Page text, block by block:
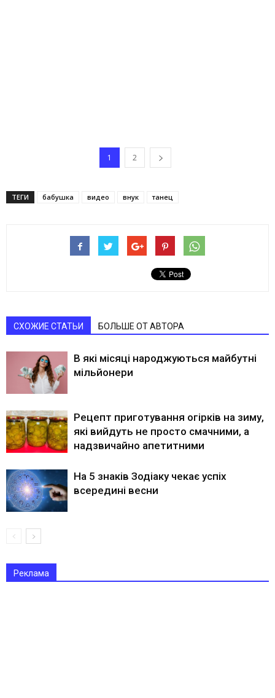
1 2
ТЕГИ бабушка видео внук танец
СХОЖИЕ СТАТЬИ БОЛЬШЕ ОТ АВТОРА
В які місяці народжуються майбутні
мільйонери
Рецепт приготування огірків на зиму,
які вийдуть не просто смачними, а
надзвичайно апетитними
На 5 знаків Зодіаку чекає успіх
всередині весни
Реклама